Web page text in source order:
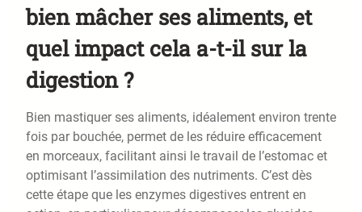
bien mâcher ses aliments, et
quel impact cela a-t-il sur la
digestion ?
Bien mastiquer ses aliments, idéalement environ trente
fois par bouchée, permet de les réduire efficacement
en morceaux, facilitant ainsi le travail de l’estomac et
optimisant l’assimilation des nutriments. C’est dès
cette étape que les enzymes digestives entrent en